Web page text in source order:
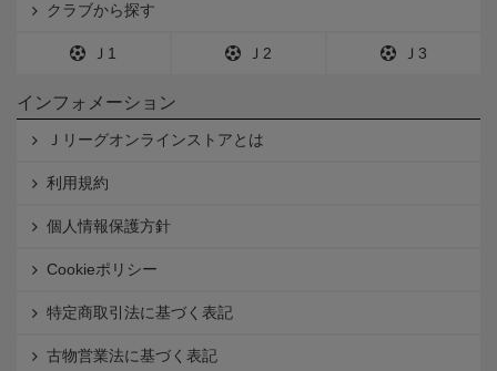
クラブから探す
Ｊ1 Ｊ2 Ｊ3
インフォメーション
Ｊリーグオンラインストアとは
利用規約
個人情報保護方針
Cookieポリシー
特定商取引法に基づく表記
古物営業法に基づく表記